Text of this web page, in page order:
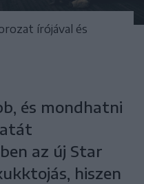
írójával és
és mondhatni
az új Star
hiszen